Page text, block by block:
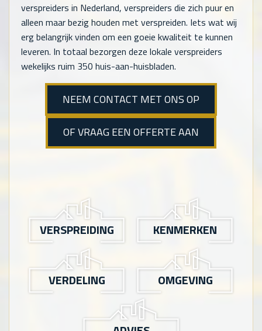
verspreiders in Nederland, verspreiders die zich puur en
alleen maar bezig houden met verspreiden. Iets wat wij
erg belangrijk vinden om een goeie kwaliteit te kunnen
leveren. In totaal bezorgen deze lokale verspreiders
wekelijks ruim 350 huis-aan-huisbladen.
NEEM CONTACT MET ONS OP
OF VRAAG EEN OFFERTE AAN
VERSPREIDING KENMERKEN
VERDELING OMGEVING